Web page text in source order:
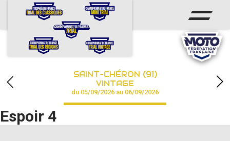
ACCUEIL
CALENDRIER
CHAMPIONNAT
RÉSULTATS
PHOTOS / VIDÉOS
SAINT-CHÉRON (91)
VINTAGE
du 05/09/2026 au 06/09/2026
Espoir 4